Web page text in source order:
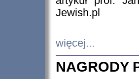
Jewish.pl
więcej...
NAGRODY